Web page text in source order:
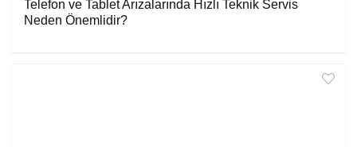
Telefon ve Tablet Arızalarında Hızlı Teknik Servis
Neden Önemlidir?